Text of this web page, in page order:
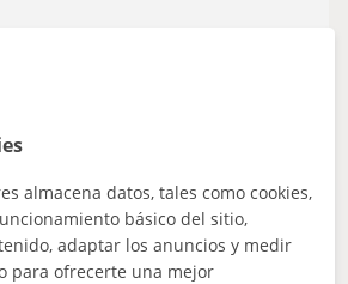
y los profesores podrán contactarte
almacena datos, tales como cookies,
básico del sitio,
adaptar los anuncios y medir
para ofrecerte una mejor